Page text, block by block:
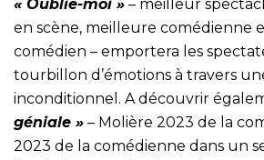
« Oublie-moi » – meilleur
en scène, meilleure comédienne
comédien – emportera les
tourbillon d’émotions à travers
inconditionnel. A découvrir
géniale » – Molière 2023 de la
2023 de la comédienne dans un